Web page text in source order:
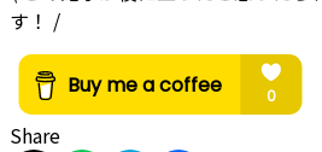
す！ /
Share